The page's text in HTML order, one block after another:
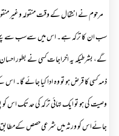
مرحوم نے انتقال کے وقت منقولہ و غیر
سب ان کا ترکہ ہے۔ اس میں سےسب سے
گے، بشرطیکہ یہ اخراجات کسی نے بطور
ذمہ کسی کا قرض ہو تو وہ ادا کیا جائے گا۔
وصیت کی ہو تو ایک تہائی ترکہ کی حد تک اس
جائےاس کو ورثہ میں شرعی حصص کےمطابق